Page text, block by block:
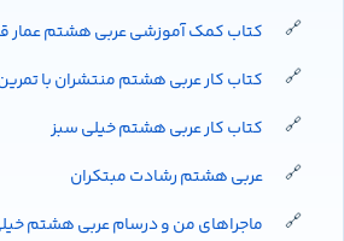
کتاب کمک آموزشی عربی هشتم عمار
کتاب کار عربی هشتم منتشران با
کتاب کار عربی هشتم خیلی سبز
عربی هشتم رشادت مبتکران
ماجراهای من و درسام عربی هشتم